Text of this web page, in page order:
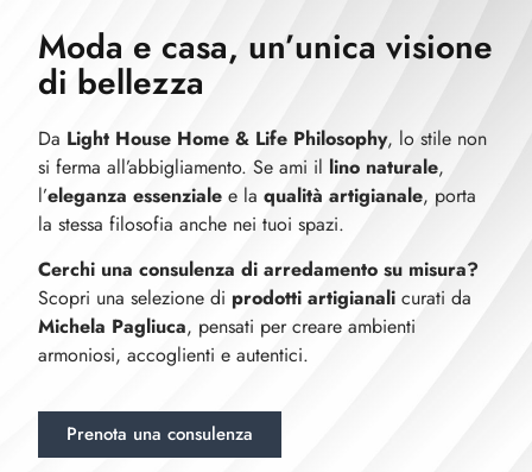
Moda e casa, un’unica visione
di bellezza
Da Light House Home & Life Philosophy, lo stile non
si ferma all’abbigliamento. Se ami il lino naturale,
l’eleganza essenziale e la qualità artigianale, porta
la stessa filosofia anche nei tuoi spazi.
Cerchi una consulenza di arredamento su misura?
Scopri una selezione di prodotti artigianali curati da
Michela Pagliuca, pensati per creare ambienti
armoniosi, accoglienti e autentici.
Prenota una consulenza